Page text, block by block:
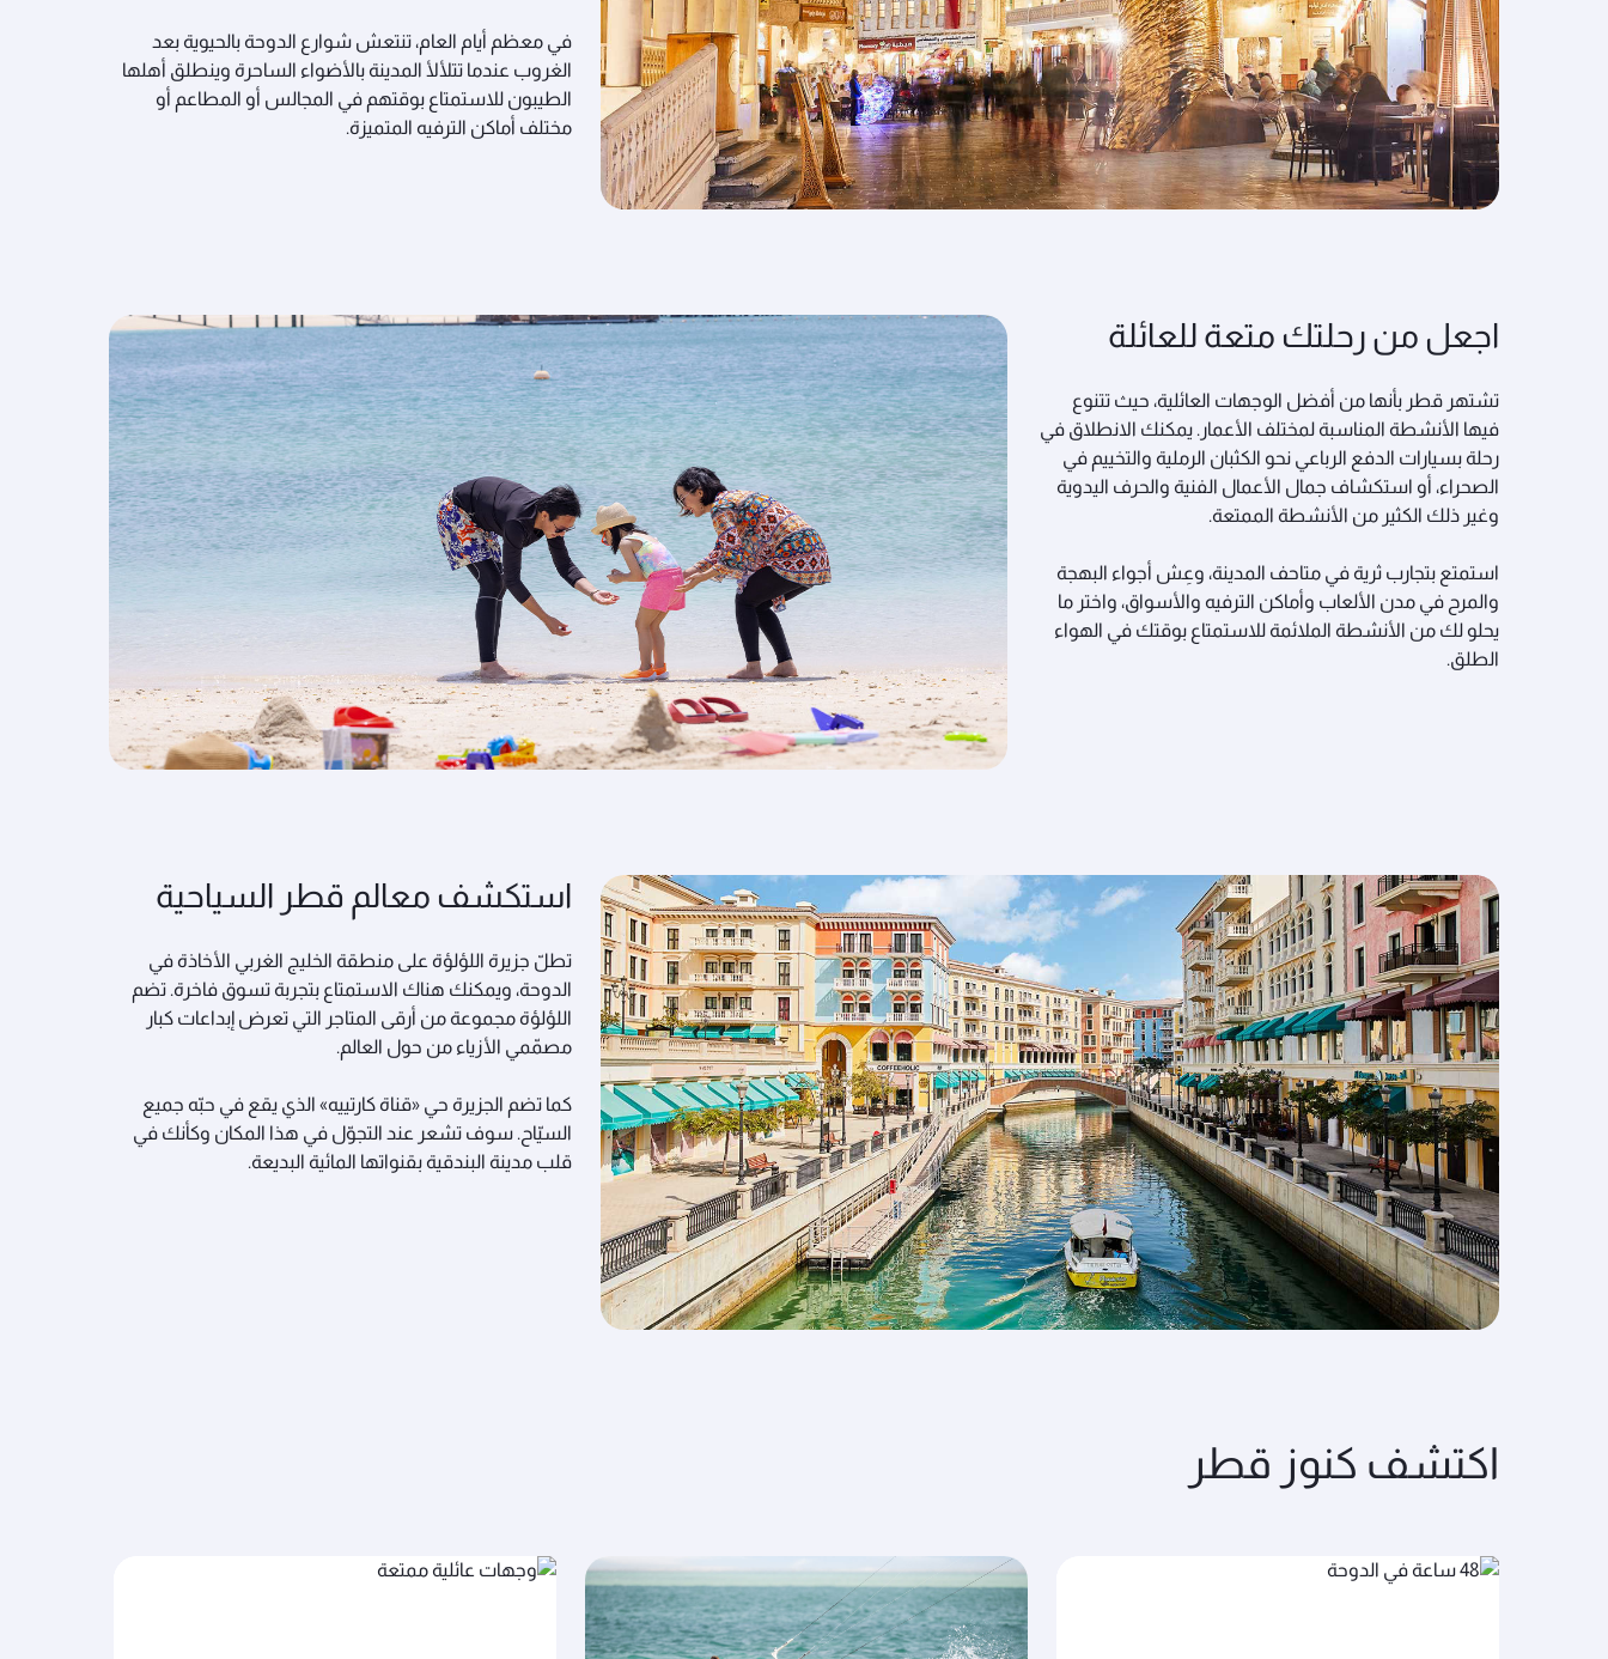
في معظم أيام العام، تنتعش شوارع الدوحة بالحيوية بعد
الغروب عندما تتلألأ المدينة بالأضواء الساحرة وينطلق أهلها
الطيبون للاستمتاع بوقتهم في المجالس أو المطاعم أو
مختلف أماكن الترفيه المتميزة.
اجعل من رحلتك متعة للعائلة
تشتهر قطر بأنها من أفضل الوجهات العائلية، حيث تتنوع
فيها الأنشطة المناسبة لمختلف الأعمار. يمكنك الانطلاق في
رحلة بسيارات الدفع الرباعي نحو الكثبان الرملية والتخييم في
الصحراء، أو استكشاف جمال الأعمال الفنية والحرف اليدوية
وغير ذلك الكثير من الأنشطة الممتعة.
استمتع بتجارب ثرية في متاحف المدينة، وعِش أجواء البهجة
والمرح في مدن الألعاب وأماكن الترفيه والأسواق، واختر ما
يحلو لك من الأنشطة الملائمة للاستمتاع بوقتك في الهواء
الطلق.
استكشف معالم قطر السياحية
تطلّ جزيرة اللؤلؤة على منطقة الخليج الغربي الأخاذة في
الدوحة، ويمكنك هناك الاستمتاع بتجربة تسوق فاخرة. تضم
اللؤلؤة مجموعة من أرقى المتاجر التي تعرض إبداعات كبار
مصمّمي الأزياء من حول العالم.
كما تضم الجزيرة حي «قناة كارتييه» الذي يقع في حبّه جميع
السيّاح. سوف تشعر عند التجوّل في هذا المكان وكأنك في
قلب مدينة البندقية بقنواتها المائية البديعة.
اكتشف كنوز قطر